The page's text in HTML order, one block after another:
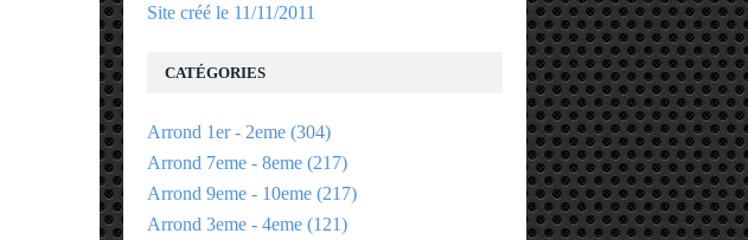
Site créé le 11/11/2011
CATÉGORIES
Arrond 1er - 2eme (304)
Arrond 7eme - 8eme (217)
Arrond 9eme - 10eme (217)
Arrond 3eme - 4eme (121)